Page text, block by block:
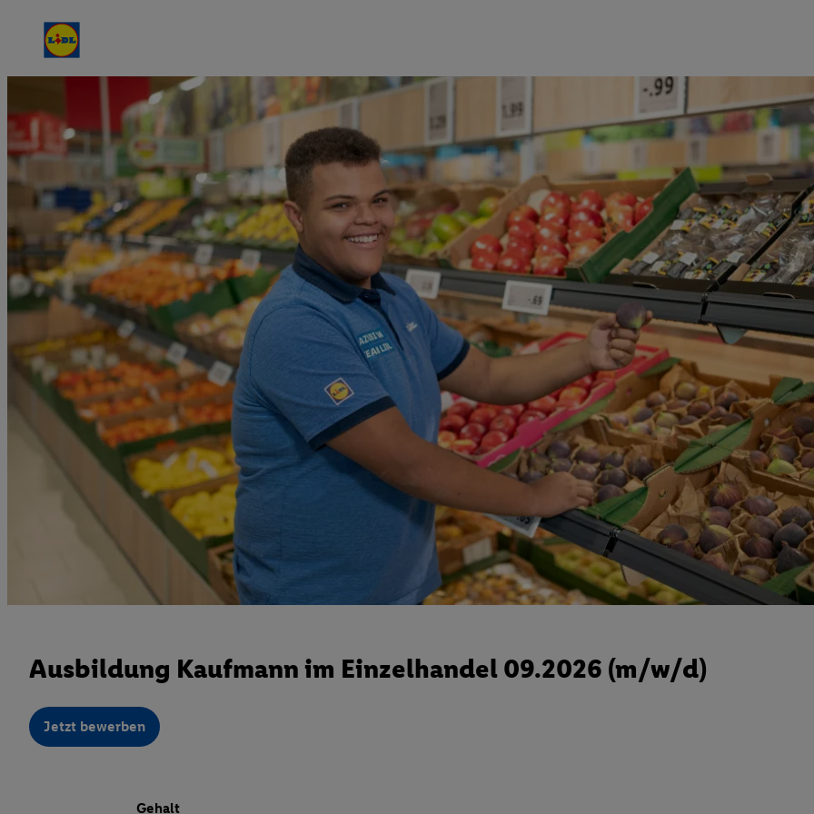
Ausbildung Kaufmann im Einzelhandel 09.2026 (m/w/d)
Jetzt bewerben
Gehalt